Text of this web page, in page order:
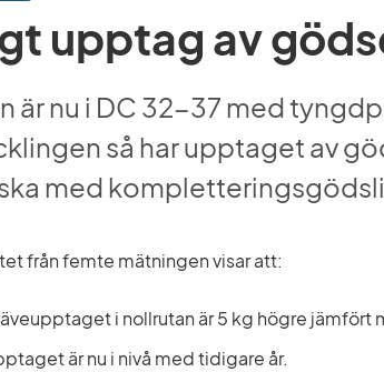
upptag av
är nu i DC 32-37 med
så har upptaget av
med
från femte mätningen visar att:
i nollrutan är 5 kg högre
är nu i nivå med tidigare år.